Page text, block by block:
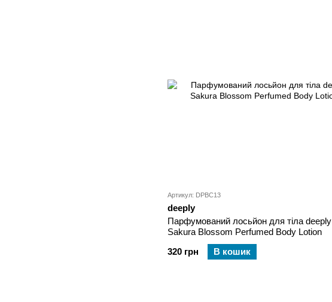
Артикул: DPBC13
deeply
Парфумований лосьйон для тіла deeply
Sakura Blossom Perfumed Body Lotion
320 грн
В кошик